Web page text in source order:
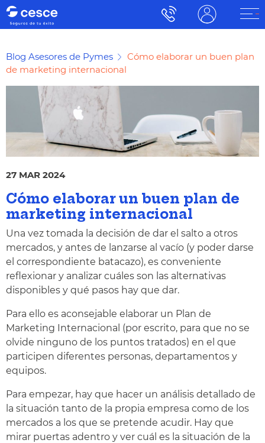
Blog Asesores de Pymes
Cómo elaborar un buen plan
de marketing internacional
27 MAR 2024
Cómo elaborar un buen plan de
marketing internacional
Una vez tomada la decisión de dar el salto a otros
mercados, y antes de lanzarse al vacío (y poder darse
el correspondiente batacazo), es conveniente
reflexionar y analizar cuáles son las alternativas
disponibles y qué pasos hay que dar.
Para ello es aconsejable elaborar un Plan de
Marketing Internacional (por escrito, para que no se
olvide ninguno de los puntos tratados) en el que
participen diferentes personas, departamentos y
equipos.
Para empezar, hay que hacer un análisis detallado de
la situación tanto de la propia empresa como de los
mercados a los que se pretende acudir. Hay que
mirar puertas adentro y ver cuál es la situación de la